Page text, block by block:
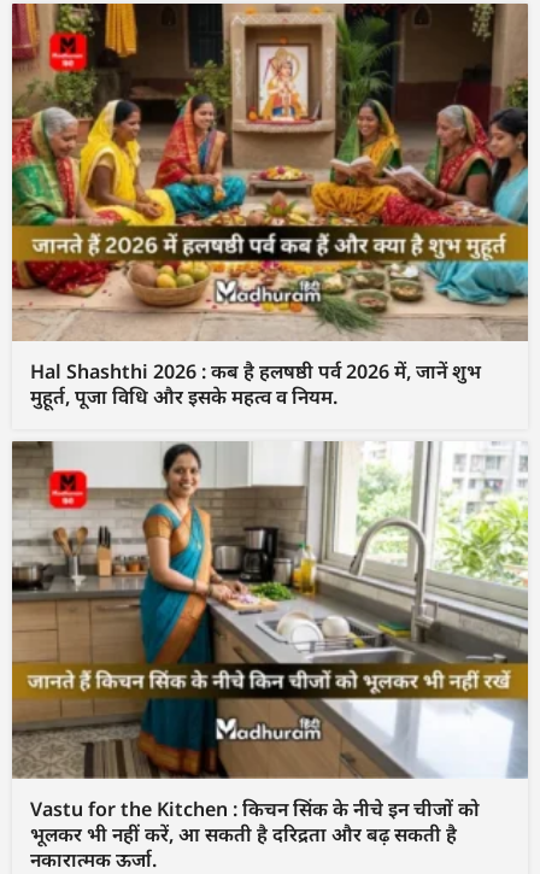
Hal Shashthi 2026 : कब है हलषष्ठी पर्व 2026 में, जानें शुभ
मुहूर्त, पूजा विधि और इसके महत्व व नियम.
Vastu for the Kitchen : किचन सिंक के नीचे इन चीजों को
भूलकर भी नहीं करें, आ सकती है दरिद्रता और बढ़ सकती है
नकारात्मक ऊर्जा.